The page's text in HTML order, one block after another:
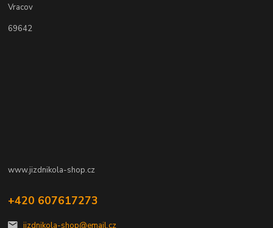
Vracov
69642
www.jizdnikola-shop.cz
+420 607617273